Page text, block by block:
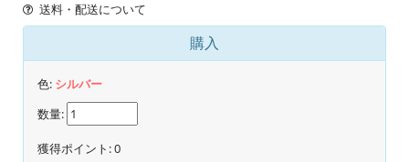
送料・配送について
購入
色: シルバー
数量:
獲得ポイント:0